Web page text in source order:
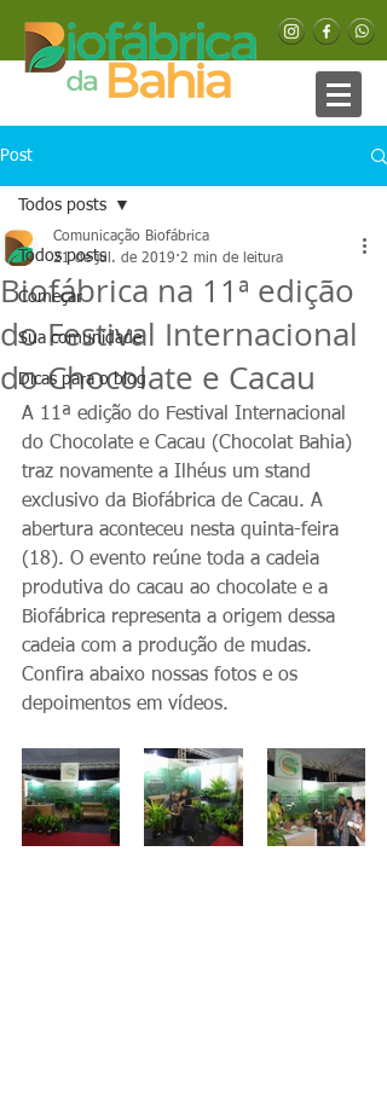
Post
Todos posts
Começar
Sua comunidade
Dicas para o blog
Todos posts
Biofábrica na 11ª edição
do Festival Internacional
do Chocolate e Cacau
Comunicação Biofábrica
21 de jul. de 2019 2 min de leitura
A 11ª edição do Festival Internacional
do Chocolate e Cacau (Chocolat Bahia)
traz novamente a Ilhéus um stand
exclusivo da Biofábrica de Cacau. A
abertura aconteceu nesta quinta-feira
(18). O evento reúne toda a cadeia
produtiva do cacau ao chocolate e a
Biofábrica representa a origem dessa
cadeia com a produção de mudas.
Confira abaixo nossas fotos e os
depoimentos em vídeos.